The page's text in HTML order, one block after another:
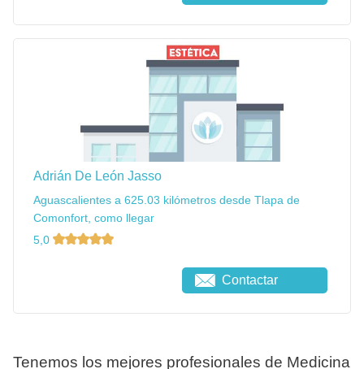
Adrián De León Jasso
Aguascalientes a 625.03 kilómetros desde Tlapa de
Comonfort, como llegar
5,0
Contactar
Tenemos los mejores profesionales de Medicina